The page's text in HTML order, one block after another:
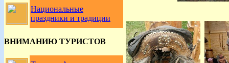
Национальные
праздники и традиции
ВНИМАНИЮ ТУРИСТОВ